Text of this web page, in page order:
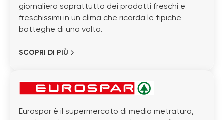
giornaliera soprattutto dei prodotti freschi e
freschissimi in un clima che ricorda le tipiche
botteghe di una volta.
SCOPRI DI PIÙ
Eurospar è il supermercato di media metratura,